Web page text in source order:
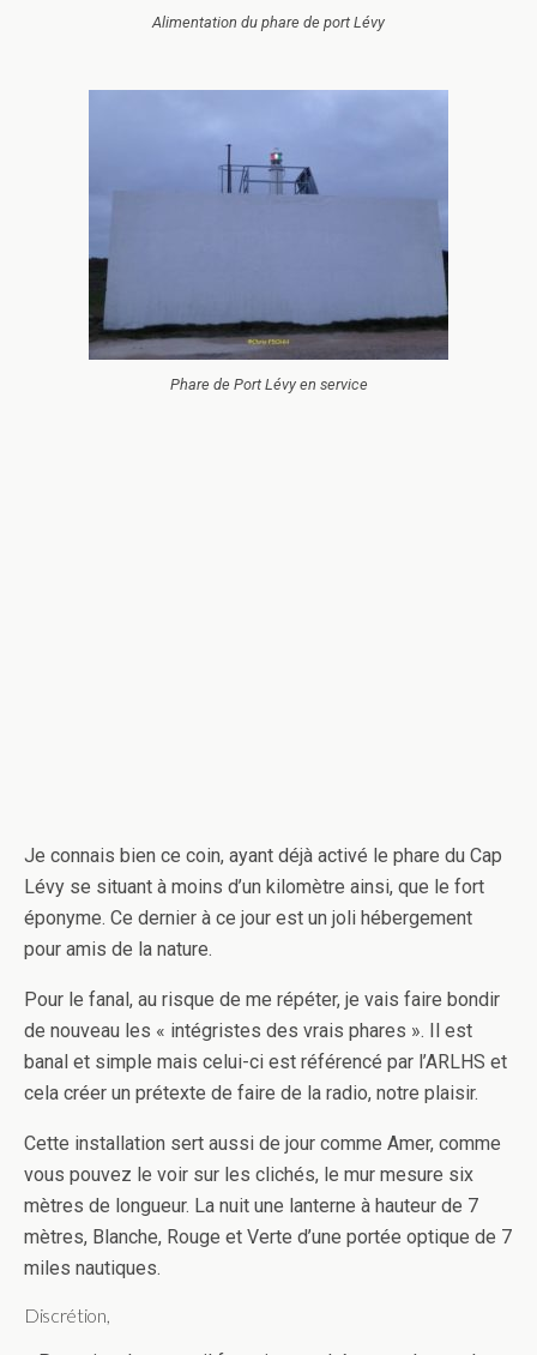
Alimentation du phare de port Lévy
Phare de Port Lévy en service
Je connais bien ce coin, ayant déjà activé le phare du Cap
Lévy se situant à moins d’un kilomètre ainsi, que le fort
éponyme. Ce dernier à ce jour est un joli hébergement
pour amis de la nature.
Pour le fanal, au risque de me répéter, je vais faire bondir
de nouveau les « intégristes des vrais phares ». Il est
banal et simple mais celui-ci est référencé par l’ARLHS et
cela créer un prétexte de faire de la radio, notre plaisir.
Cette installation sert aussi de jour comme Amer, comme
vous pouvez le voir sur les clichés, le mur mesure six
mètres de longueur. La nuit une lanterne à hauteur de 7
mètres, Blanche, Rouge et Verte d’une portée optique de 7
miles nautiques.
Discrétion,